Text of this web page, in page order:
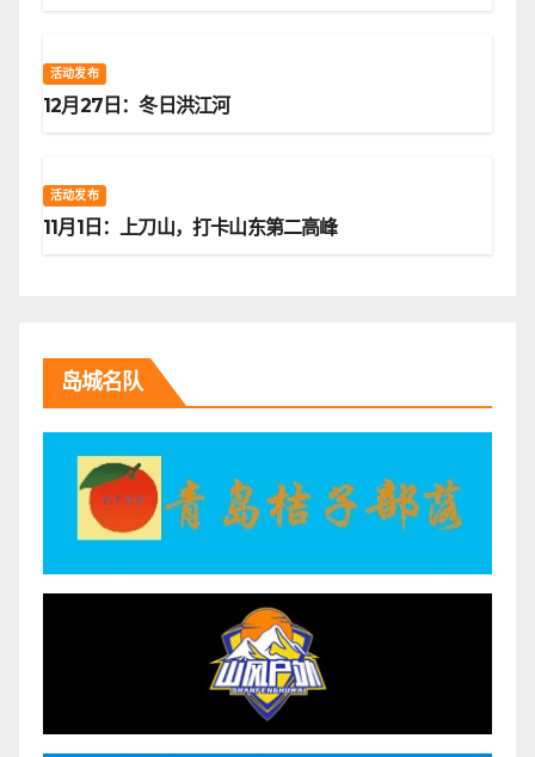
活动发布
12月27日：冬日洪江河
活动发布
11月1日：上刀山，打卡山东第二高峰
岛城名队